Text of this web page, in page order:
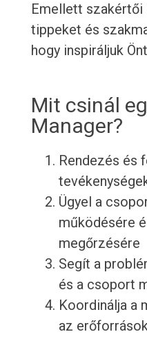
Emellett
tippeket és
hogy inspiráljuk
Mit csinál
Manager?
Rendezés és
Ügyel a
működésére
megőrzésére
Segít a
és a csoport
Koordinálja a
az